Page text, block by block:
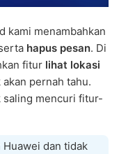
kami menambahkan
hapus pesan. Di
fitur lihat lokasi
pernah tahu.
saling mencuri fitur-
Huawei dan tidak